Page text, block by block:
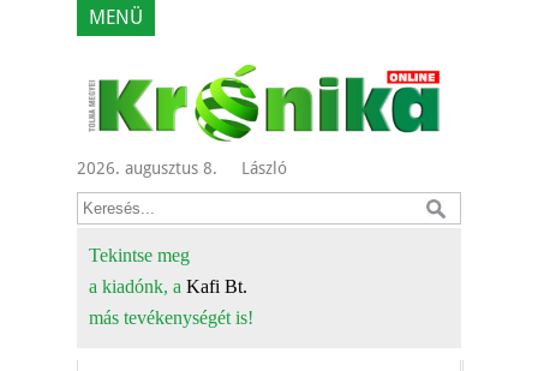
MENÜ
2026. augusztus 8. László
Tekintse meg
a kiadónk, a Kafi Bt.
más tevékenységét is!